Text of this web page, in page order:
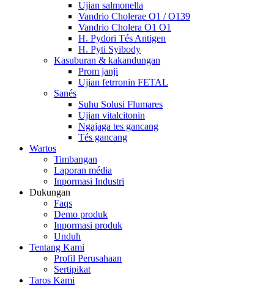
Ujian salmonella
Vandrio Cholerae O1 / O139
Vandrio Cholera O1 O1
H. Pydori Tés Antigen
H. Pyti Syibody
Kasuburan & kakandungan
Prom janji
Ujian fetrronin FETAL
Sanés
Suhu Solusi Flumares
Ujian vitalcitonin
Ngajaga tes gancang
Tés gancang
Wartos
Timbangan
Laporan média
Inpormasi Industri
Dukungan
Faqs
Demo produk
Inpormasi produk
Unduh
Tentang Kami
Profil Perusahaan
Sertipikat
Taros Kami